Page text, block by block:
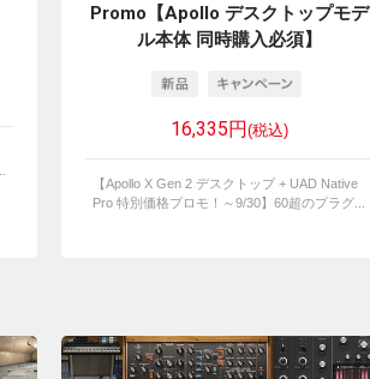
Promo【Apollo デスクトップモデ
ル本体 同時購入必須】
16,335円(税込)
【Apollo X Gen 2 デスクトップ + UAD Native
Pro 特別価格プロモ！～9/30】60超のプラグ...